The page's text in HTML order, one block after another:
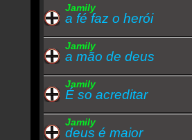
Jamily
a fé faz o herói
Jamily
a mão de deus
Jamily
É so acreditar
Jamily
deus é maior